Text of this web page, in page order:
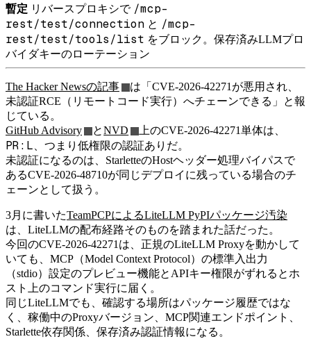
暫定 リバースプロキシで /mcp-
rest/test/connection と /mcp-
rest/test/tools/list をブロック。保存済みLLMプロ
バイダキーのローテーション
The Hacker Newsの記事
は「CVE-2026-42271が悪用され、
未認証RCE（リモートコード実行）へチェーンできる」と報
じている。
GitHub Advisory
とNVD 上のCVE-2026-42271単体は、
PR:L 、つまり低権限の認証ありだ。
未認証になるのは、StarletteのHostヘッダー処理バイパスで
あるCVE-2026-48710が同じデプロイに残っている場合のチ
ェーンとして扱う。
3月に書いたTeamPCPによるLiteLLM PyPIパッケージ汚染
は、LiteLLMの配布経路そのものを踏まれた話だった。
今回のCVE-2026-42271は、正規のLiteLLM Proxyを動かして
いても、MCP（Model Context Protocol）の標準入出力
（stdio）設定のプレビュー機能とAPIキー権限がずれるとホ
スト上のコマンド実行に届く。
同じLiteLLMでも、確認する場所はパッケージ履歴ではな
く、稼働中のProxyバージョン、MCP関連エンドポイント、
Starlette依存関係、保存済み認証情報になる。